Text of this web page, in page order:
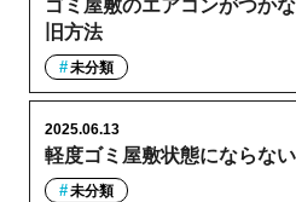
ゴミ屋敷のエアコンがつか
旧方法
未分類
軽度ゴミ屋敷状態にならな
2025.06.13
未分類